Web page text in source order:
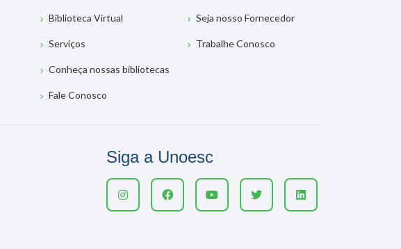
Biblioteca Virtual
Serviços
Conheça nossas bibliotecas
Fale Conosco
Seja nosso Fornecedor
Trabalhe Conosco
Siga a Unoesc